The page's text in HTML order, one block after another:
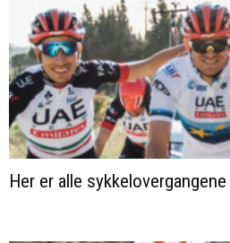
Her er alle sykkelovergangene